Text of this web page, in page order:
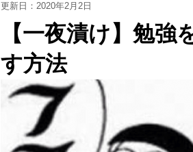
更新日： 2020年2月2日
【一夜漬け】勉強
す方法